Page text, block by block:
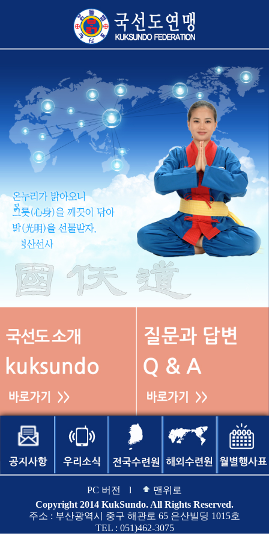
PC 버전 l
맨위로
Copyright 2014 KukSundo. All Rights Reserved.
주소 : 부산광역시 중구 해관로 65 은산빌딩 1015호
TEL : 051)462-3075